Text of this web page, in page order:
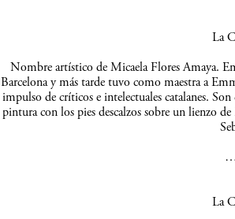
La
Nombre artístico de Micaela Flores Amaya.
Barcelona y más tarde tuvo como maestra a
impulso de críticos e intelectuales catalanes.
pintura con los pies descalzos sobre un lienzo
La